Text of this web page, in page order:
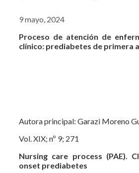
9 mayo, 2024
Proceso de atención de
clínico: prediabetes de primera
Autora principal: Garazi Moreno
Vol. XIX; nº 9; 271
Nursing care process (PAE).
onset prediabetes